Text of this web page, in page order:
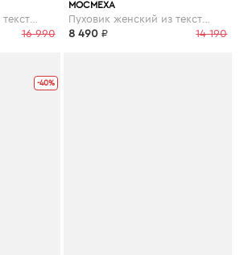
16 990
МОСМЕХА
Пуховик женский из текстиля с капюшоном
14 190
8 490 ₽
-40%